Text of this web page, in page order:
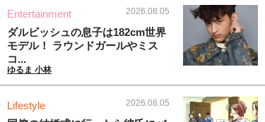
Entertainment 2026.08.05
ダルビッシュの息子は182cm世界
モデル！ ラウンドガールやミス
コ...
ゆるま 小林
Lifestyle 2026.08.05